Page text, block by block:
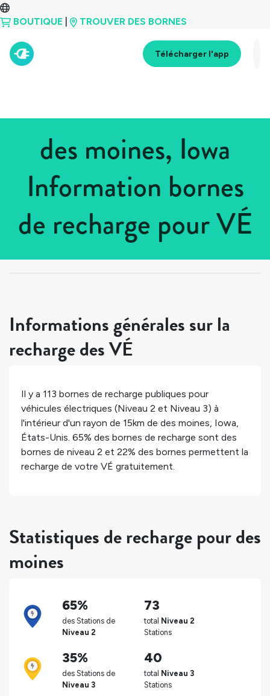
BOUTIQUE TROUVER DES BORNES
Télécharger l'app
des moines, Iowa
Information bornes
de recharge pour VÉ
États-Unis > Iowa
Informations générales sur la
recharge des VÉ
Il y a 113 bornes de recharge publiques pour
véhicules électriques (Niveau 2 et Niveau 3) à
l'intérieur d'un rayon de 15km de des moines, Iowa,
États-Unis. 65% des bornes de recharge sont des
bornes de niveau 2 et 22% des bornes permettent la
recharge de votre VÉ gratuitement.
Statistiques de recharge pour des
moines
65%
des Stations de
Niveau 2
73
total Niveau 2
Stations
35%
des Stations de
Niveau 3
40
total Niveau 3
Stations